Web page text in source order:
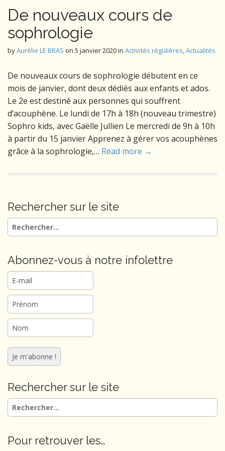
De nouveaux cours de
sophrologie
byAurélie LE BRAS on 5 janvier 2020in Activités régulières,Actualités
De nouveaux cours de sophrologie débutent en ce
mois de janvier, dont deux dédiés aux enfants et ados.
Le 2e est destiné aux personnes qui souffrent
d’acouphène. Le lundi de 17h à 18h (nouveau trimestre)
Sophro kids, avec Gaëlle Jullien Le mercredi de 9h à 10h
à partir du 15 janvier Apprenez à gérer vos acouphènes
grâce à la sophrologie,… Read more →
Rechercher sur le site
Rechercher :
Abonnez-vous à notre infolettre
Rechercher sur le site
Rechercher :
Pour retrouver les…